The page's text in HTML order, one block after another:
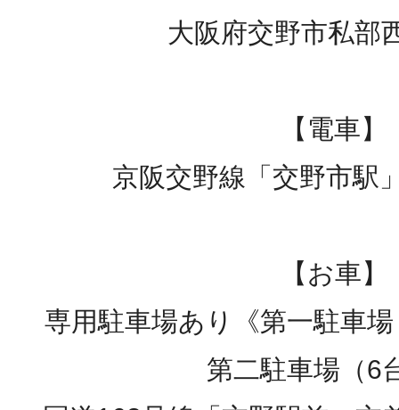
大阪府交野市私部
【電車】
京阪交野線「交野市駅
【お車】
専用駐車場あり《第一駐車
第二駐車場（6